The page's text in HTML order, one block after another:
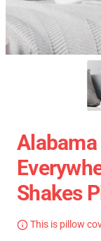
Alabama
Shakes
This is pillow